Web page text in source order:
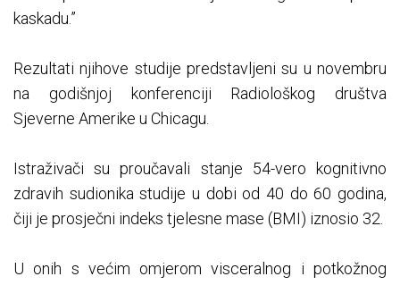
kaskadu.”
Rezultati njihove studije predstavljeni su u novembru
na godišnjoj konferenciji Radiološkog društva
Sjeverne Amerike u Chicagu.
Istraživači su proučavali stanje 54-vero kognitivno
zdravih sudionika studije u dobi od 40 do 60 godina,
čiji je prosječni indeks tjelesne mase (BMI) iznosio 32.
U onih s većim omjerom visceralnog i potkožnog